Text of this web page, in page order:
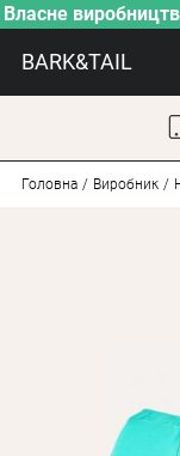
Власне
BARK&TAIL
Головна Виробник